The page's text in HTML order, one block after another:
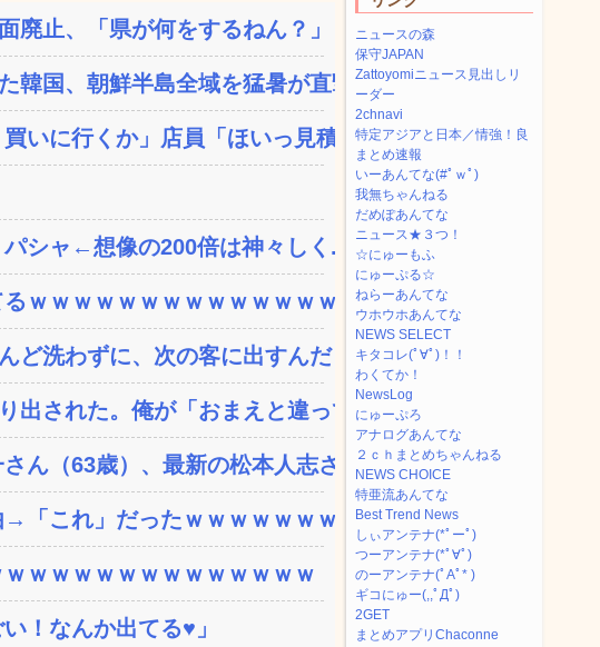
廃止、「県が何をするねん？」と存...
韓国、朝鮮半島全域を猛暑が直撃し...
いに行くか」店員「ほいっ見積も...
シャ←想像の200倍は神々しく...
ｗｗｗｗｗｗｗｗｗｗｗｗｗｗｗ...
ど洗わずに、次の客に出すんだ！ ...
出された。俺が「おまえと違って浮...
ん（63歳）、最新の松本人志さ...
→「これ」だったｗｗｗｗｗｗｗ
ｗｗｗｗｗｗｗｗｗｗｗｗｗ
！なんか出てる♥」
ニュースの森
保守JAPAN
Zattoyomiニュース見出しリ
ーダー
2chnavi
特定アジアと日本／情強！良
まとめ速報
いーあんてな(#ﾟｗﾟ)
我無ちゃんねる
だめぽあんてな
ニュース★３つ！
☆にゅーもふ
にゅーぷる☆
ねらーあんてな
ウホウホあんてな
NEWS SELECT
キタコレ(ﾟ∀ﾟ)！！
わくてか！
NewsLog
にゅーぷろ
アナログあんてな
２ｃｈまとめちゃんねる
NEWS CHOICE
特亜流あんてな
Best Trend News
しぃアンテナ(*ﾟーﾟ)
つーアンテナ(*ﾟ∀ﾟ)
のーアンテナ(ﾟAﾟ* )
ギコにゅー(,,ﾟДﾟ)
2GET
まとめアプリChaconne